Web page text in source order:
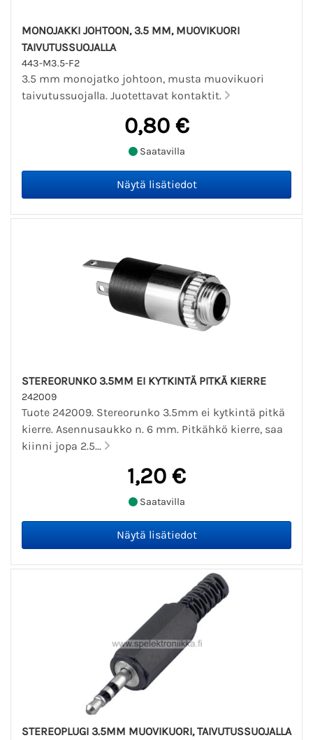
MONOJAKKI JOHTOON, 3.5 MM, MUOVIKUORI
TAIVUTUSSUOJALLA
443-M3.5-F2
3.5 mm monojatko johtoon, musta muovikuori
taivutussuojalla. Juotettavat kontaktit.
0,80 €
Saatavilla
STEREORUNKO 3.5MM EI KYTKINTÄ PITKÄ KIERRE
242009
Tuote 242009. Stereorunko 3.5mm ei kytkintä pitkä
kierre. Asennusaukko n. 6 mm. Pitkähkö kierre, saa
kiinni jopa 2.5...
1,20 €
Saatavilla
STEREOPLUGI 3.5MM MUOVIKUORI, TAIVUTUSSUOJALLA